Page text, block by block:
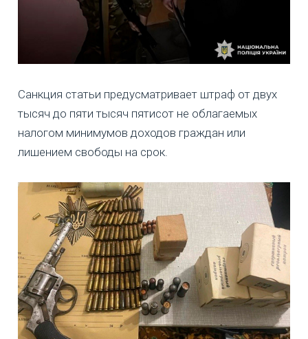
Санкция статьи предусматривает штраф от двух
тысяч до пяти тысяч пятисот не облагаемых
налогом минимумов доходов граждан или
лишением свободы на срок.